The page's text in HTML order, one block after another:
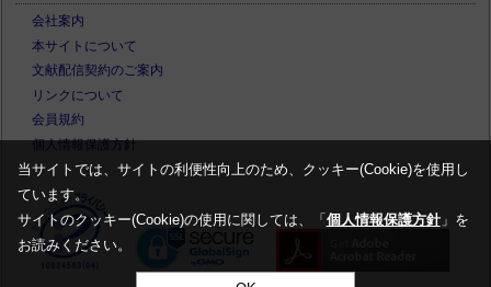
会社案内
本サイトについて
文献配信契約のご案内
リンクについて
会員規約
個人情報保護方針
当サイトでは、サイトの利便性向上のため、クッキー(Cookie)を使用し
ています。
サイトのクッキー(Cookie)の使用に関しては、「 個人情報保護方針」を
お読みください。